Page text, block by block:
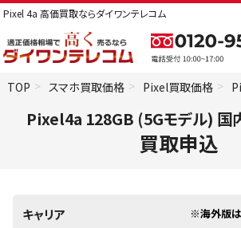
Pixel 4a 高価買取ならダイワンテレコム
TOP スマホ買取価格 Pixel買取価格
Pixel4a 128GB (5Gモデル) 国
買取申込
キャリア ※海外版は